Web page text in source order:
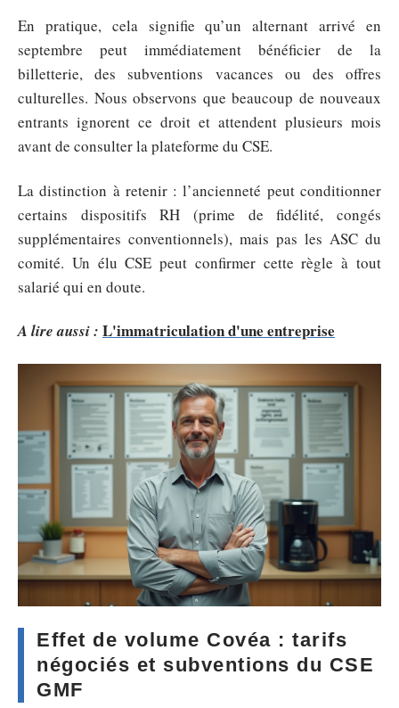
En pratique, cela signifie qu’un alternant arrivé en
septembre peut immédiatement bénéficier de la
billetterie, des subventions vacances ou des offres
culturelles. Nous observons que beaucoup de nouveaux
entrants ignorent ce droit et attendent plusieurs mois
avant de consulter la plateforme du CSE.
La distinction à retenir : l’ancienneté peut conditionner
certains dispositifs RH (prime de fidélité, congés
supplémentaires conventionnels), mais pas les ASC du
comité. Un élu CSE peut confirmer cette règle à tout
salarié qui en doute.
A lire aussi : L'immatriculation d'une entreprise
Effet de volume Covéa : tarifs
négociés et subventions du CSE
GMF